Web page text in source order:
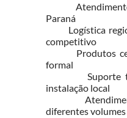
Atendimento
Paraná
Logística
competitivo
Produtos
formal
Suporte
instalação local
Atendimento
diferentes volumes